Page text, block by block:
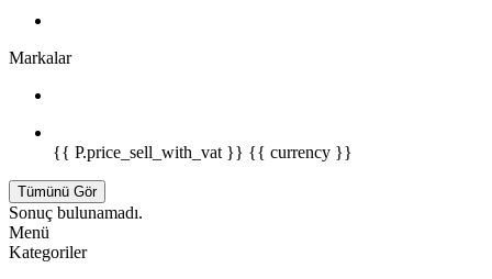
Markalar
{{ P.price_sell_with_vat }} {{ currency }}
Tümünü Gör
Sonuç bulunamadı.
Menü
Kategoriler